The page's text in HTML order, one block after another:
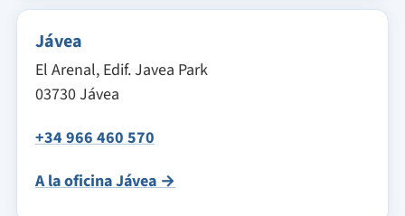
Jávea
El Arenal, Edif. Javea Park
03730 Jávea
+34 966 460 570
A la oficina Jávea →